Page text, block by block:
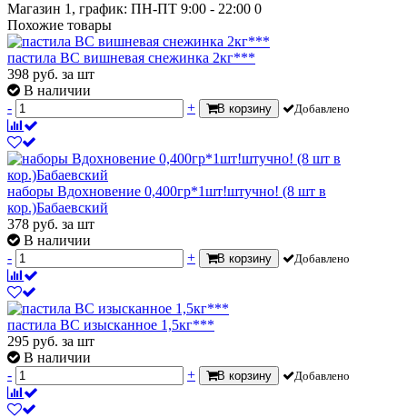
Магазин 1, график: ПН-ПТ 9:00 - 22:00 0
Похожие товары
пастила ВС вишневая снежинка 2кг***
398 руб. за шт
В наличии
-
+ В корзину Добавлено
наборы Вдохновение 0,400гр*1шт!штучно! (8 шт в
кор.)Бабаевский
378 руб. за шт
В наличии
-
+ В корзину Добавлено
пастила ВС изысканное 1,5кг***
295 руб. за шт
В наличии
-
+ В корзину Добавлено